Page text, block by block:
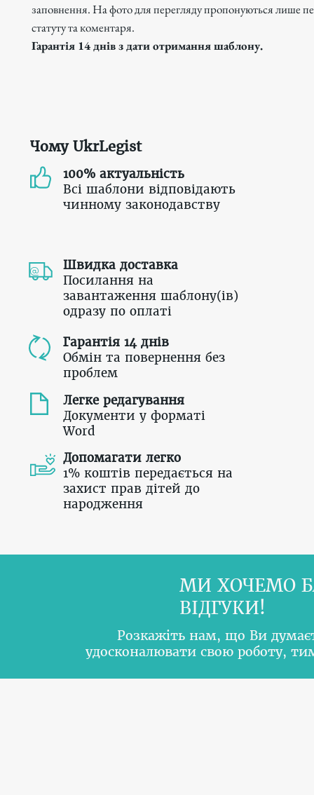
заповнення. На фото для перегляду пропонуються лише
статуту та коментаря.
Гарантія 14 днів з дати отримання шаблону.
Чому UkrLegist
100% актуальність
Всі шаблони відповідають
чинному законодавству
Швидка доставка
Посилання на
завантаження шаблону(ів)
одразу по оплаті
Гарантія 14 днів
Обмін та повернення без
проблем
Легке редагування
Документи у форматі
Word
Допомагати легко
1% коштів передається на
захист прав дітей до
народження
МИ ХОЧЕМО
ВІДГУКИ!
Розкажіть нам, що Ви
удосконалювати свою роботу,